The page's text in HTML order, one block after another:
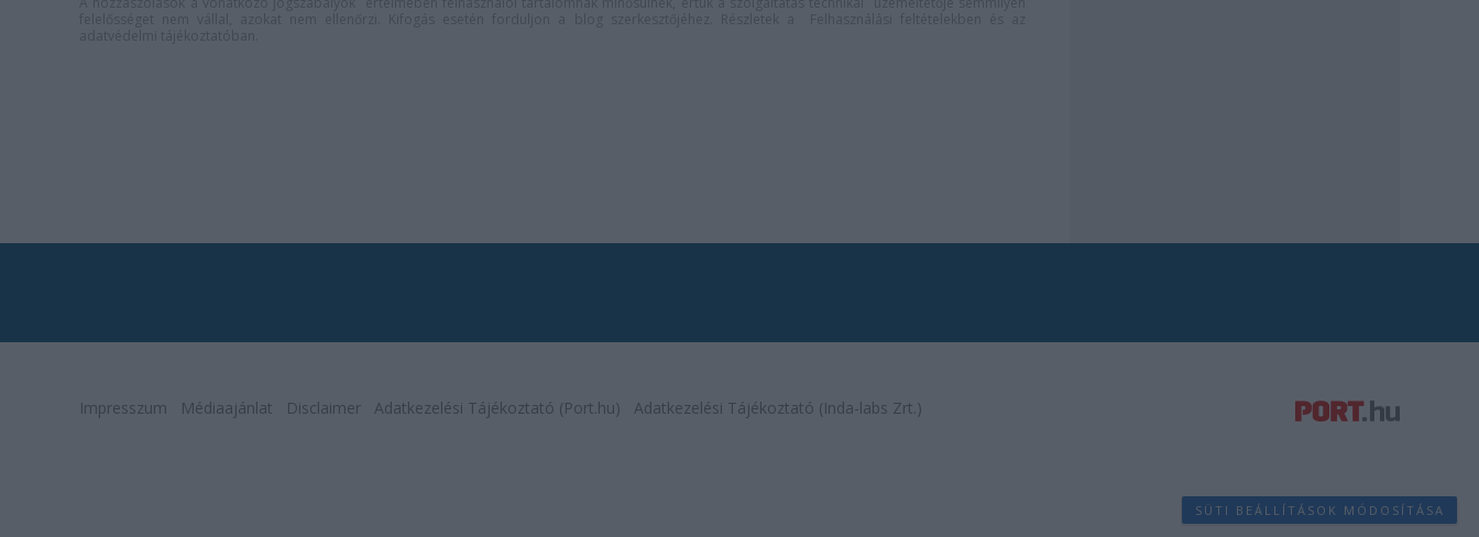
Impresszum Médiaajánlat Disclaimer Adatkezelési Tájékoztató (Port.hu) Adatkezelési Tájékoztató (Inda-labs Zrt.)
SÜTI BEÁLLÍTÁSOK MÓDOSÍTÁSA